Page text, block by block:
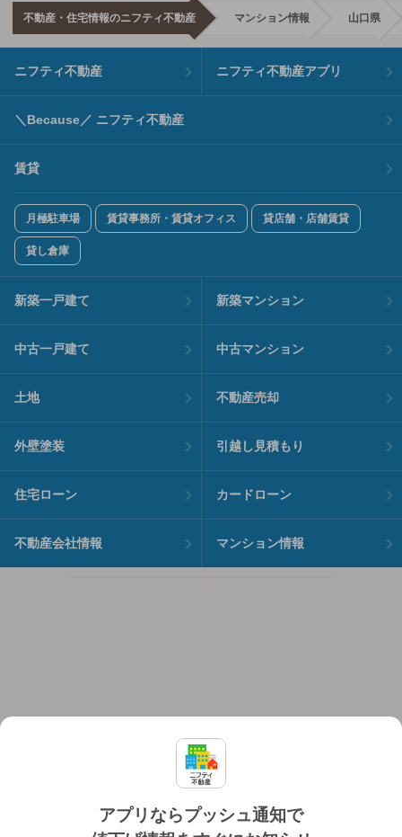
アプリならプッシュ通知で
不動産・住宅情報のニフティ不動産 マンション情報 山口県
ニフティ不動産 ニフティ不動産アプリ
＼Because／ ニフティ不動産
賃貸
月極駐車場 賃貸事務所・賃貸オフィス 貸店舗・店舗賃貸
貸し倉庫
新築一戸建て 新築マンション
中古一戸建て 中古マンション
土地 不動産売却
外壁塗装 引越し見積もり
住宅ローン カードローン
不動産会社情報 マンション情報